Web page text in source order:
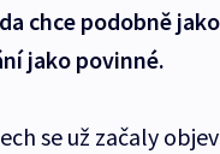
chce podobně
jako povinné.
se už začaly